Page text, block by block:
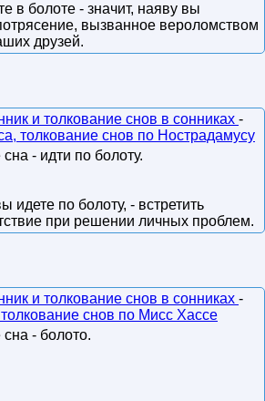
в болоте - значит, наяву вы
вызванное вероломством
друзей.
и толкование снов в сонниках -
толкование снов по Нострадамусу
- идти по болоту.
идете по болоту, - встретить
при решении личных проблем.
и толкование снов в сонниках -
снов по Мисс Хассе
- болото.